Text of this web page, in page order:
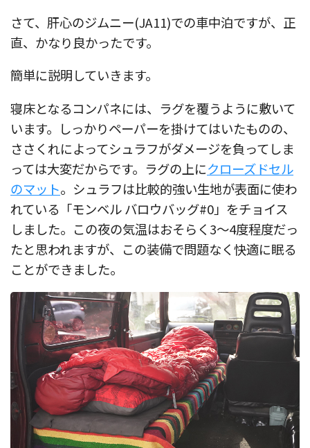
さて、肝心のジムニー(JA11)での車中泊ですが、正
直、かなり良かったです。
簡単に説明していきます。
寝床となるコンパネには、ラグを覆うように敷いて
います。しっかりペーパーを掛けてはいたものの、
ささくれによってシュラフがダメージを負ってしま
っては大変だからです。ラグの上にクローズドセル
のマット。シュラフは比較的強い生地が表面に使わ
れている「モンベル バロウバッグ#0」をチョイス
しました。この夜の気温はおそらく3〜4度程度だっ
たと思われますが、この装備で問題なく快適に眠る
ことができました。